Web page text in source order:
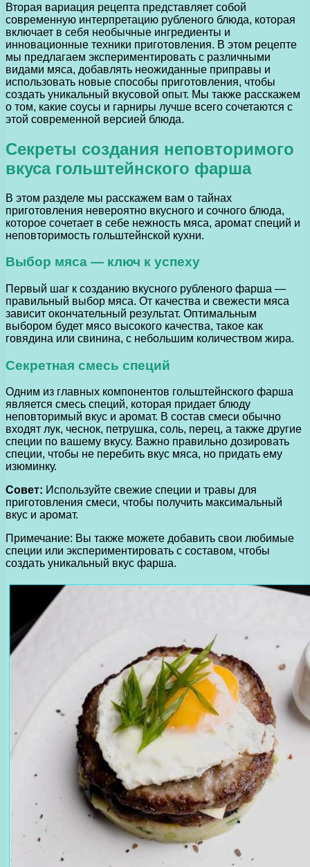
Вторая вариация рецепта представляет собой
современную интерпретацию рубленого блюда, которая
включает в себя необычные ингредиенты и
инновационные техники приготовления. В этом рецепте
мы предлагаем экспериментировать с различными
видами мяса, добавлять неожиданные приправы и
использовать новые способы приготовления, чтобы
создать уникальный вкусовой опыт. Мы также расскажем
о том, какие соусы и гарниры лучше всего сочетаются с
этой современной версией блюда.
Секреты создания неповторимого
вкуса гольштейнского фарша
В этом разделе мы расскажем вам о тайнах
приготовления невероятно вкусного и сочного блюда,
которое сочетает в себе нежность мяса, аромат специй и
неповторимость гольштейнской кухни.
Выбор мяса — ключ к успеху
Первый шаг к созданию вкусного рубленого фарша —
правильный выбор мяса. От качества и свежести мяса
зависит окончательный результат. Оптимальным
выбором будет мясо высокого качества, такое как
говядина или свинина, с небольшим количеством жира.
Секретная смесь специй
Одним из главных компонентов гольштейнского фарша
является смесь специй, которая придает блюду
неповторимый вкус и аромат. В состав смеси обычно
входят лук, чеснок, петрушка, соль, перец, а также другие
специи по вашему вкусу. Важно правильно дозировать
специи, чтобы не перебить вкус мяса, но придать ему
изюминку.
Совет: Используйте свежие специи и травы для
приготовления смеси, чтобы получить максимальный
вкус и аромат.
Примечание: Вы также можете добавить свои любимые
специи или экспериментировать с составом, чтобы
создать уникальный вкус фарша.